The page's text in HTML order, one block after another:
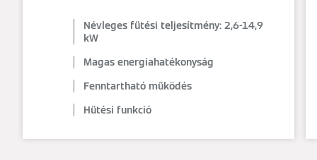
Névleges fűtési teljesítmény: 2,6-14,9
kW
Magas energiahatékonyság
Fenntartható működés
Hűtési funkció